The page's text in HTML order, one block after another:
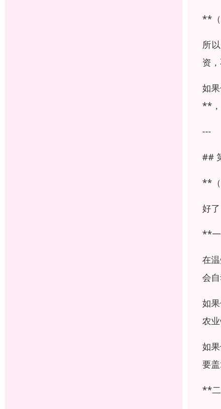
**
所
资
如
**，
---
##
**（
好
**
在
会
如
农
如
要
**